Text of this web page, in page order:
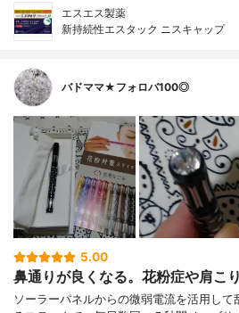
エスエス製薬
新持続性エスタック ニスキャップ
バドママ★フォロバ100◎
5.00
鼻通りが良くなる。花粉症や肩こり
ソーラーパネルからの微弱電流を活用し